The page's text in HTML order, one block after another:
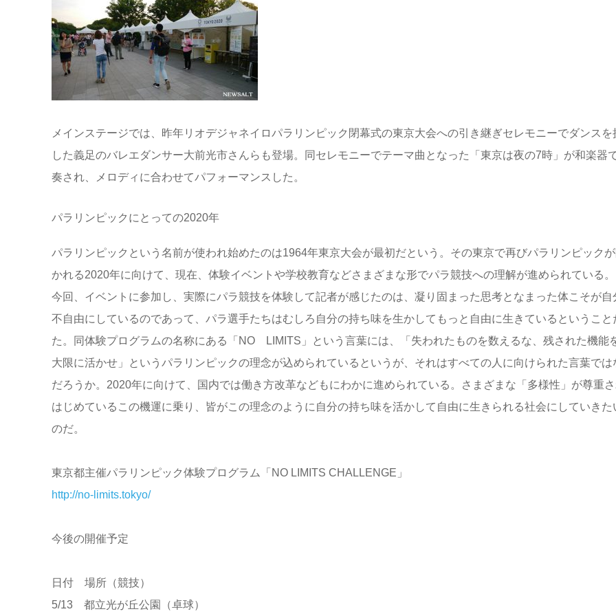
メインステージでは、昨年リオデジャネイロパラリンピック閉幕式の東京大会への引き継ぎセレモニーでダンスを
した義足のバレエダンサー大前光市さんらも登場。同セレモニーでテーマ曲となった「東京は夜の7時」が和楽器
奏され、メロディに合わせてパフォーマンスした。
パラリンピックにとっての2020年
パラリンピックという名前が使われ始めたのは1964年東京大会が最初だという。その東京で再びパラリンピックが
かれる2020年に向けて、現在、体験イベントや学校教育などさまざまな形でパラ競技への理解が進められている。
今回、イベントに参加し、実際にパラ競技を体験して記者が感じたのは、凝り固まった思考となまった体こそが自
不自由にしているのであって、パラ選手たちはむしろ自分の持ち味を生かしてもっと自由に生きているということ
た。同体験プログラムの名称にある「NO LIMITS」という言葉には、「失われたものを数えるな、残された機能
大限に活かせ」というパラリンピックの理念が込められているというが、それはすべての人に向けられた言葉では
だろうか。2020年に向けて、国内では働き方改革などもにわかに進められている。さまざまな「多様性」が尊重
はじめているこの機運に乗り、皆がこの理念のように自分の持ち味を活かして自由に生きられる社会にしていきた
のだ。
東京都主催パラリンピック体験プログラム「NO LIMITS CHALLENGE」
http://no-limits.tokyo/
今後の開催予定
日付 場所（競技）
5/13 都立光が丘公園（卓球）